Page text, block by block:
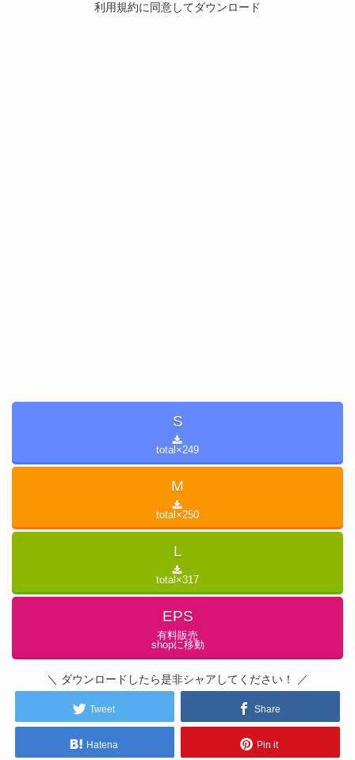
利用規約に同意してダウンロード
S
total×249
M
total×250
L
total×317
EPS
有料販売
shopに移動
＼ ダウンロードしたら是非シャアしてください！ ／
Tweet Share
Hatena Pin it